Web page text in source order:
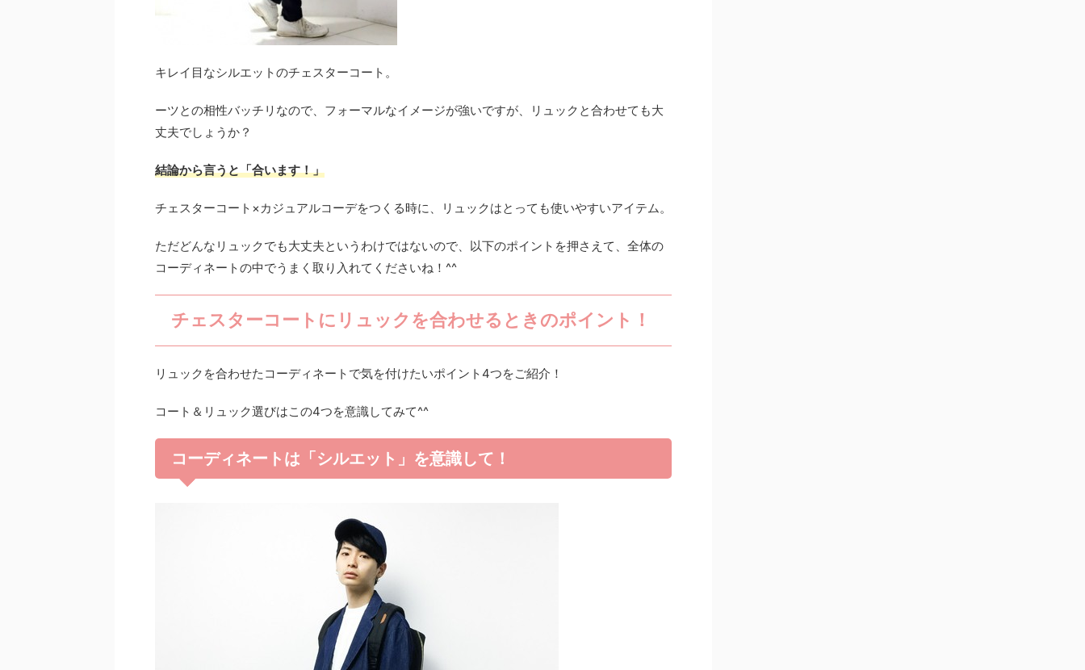
キレイ目なシルエットのチェスターコート。
ーツとの相性バッチリなので、フォーマルなイメージが強いですが、リュックと合わせても大
丈夫でしょうか？
結論から言うと「合います！」
チェスターコート×カジュアルコーデをつくる時に、リュックはとっても使いやすいアイテム。
ただどんなリュックでも大丈夫というわけではないので、以下のポイントを押さえて、全体の
コーディネートの中でうまく取り入れてくださいね！^^
チェスターコートにリュックを合わせるときのポイント！
リュックを合わせたコーディネートで気を付けたいポイント4つをご紹介！
コート＆リュック選びはこの4つを意識してみて^^
コーディネートは「シルエット」を意識して！